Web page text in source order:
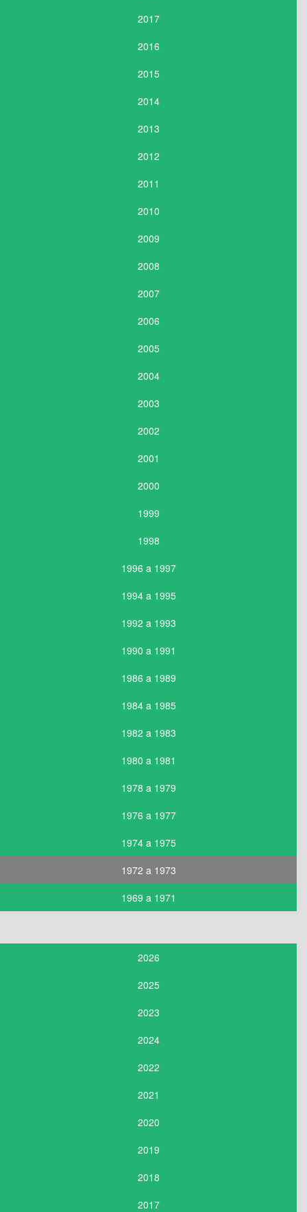
2017
2016
2015
2014
2013
2012
2011
2010
2009
2008
2007
2006
2005
2004
2003
2002
2001
2000
1999
1998
1996 a 1997
1994 a 1995
1992 a 1993
1990 a 1991
1986 a 1989
1984 a 1985
1982 a 1983
1980 a 1981
1978 a 1979
1976 a 1977
1974 a 1975
1972 a 1973
1969 a 1971
2026
2025
2023
2024
2022
2021
2020
2019
2018
2017